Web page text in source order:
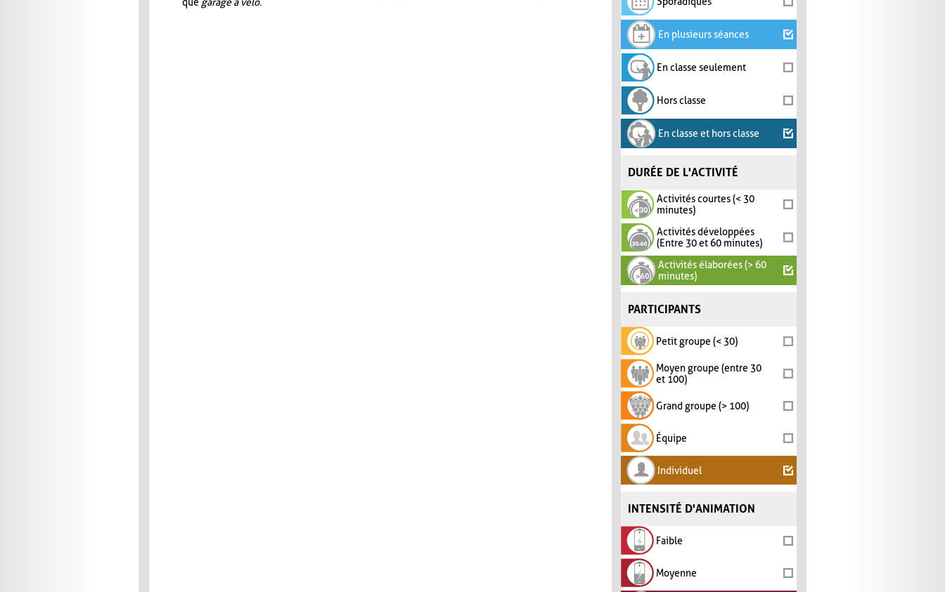
En plusieurs séances
En classe seulement
Hors classe
En classe et hors classe
DURÉE DE L'ACTIVITÉ
Activités courtes (< 30
minutes)
Activités développées
(Entre 30 et 60 minutes)
Activités élaborées (> 60
minutes)
PARTICIPANTS
Petit groupe (< 30)
Moyen groupe (entre 30
et 100)
Grand groupe (> 100)
Équipe
Individuel
INTENSITÉ D'ANIMATION
Faible
Moyenne
que garage à vélo.